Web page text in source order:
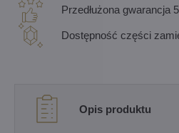
Przedłużona gwarancja
Dostępność części
Opis produktu